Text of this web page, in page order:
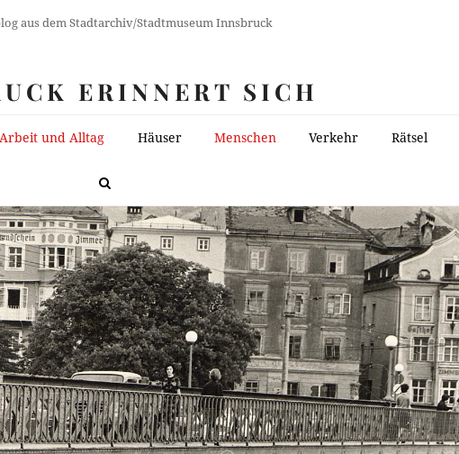
aus dem Stadtarchiv/Stadtmuseum Innsbruck
ERINNERT SICH
Arbeit und Alltag Häuser Menschen Verkehr Rätsel